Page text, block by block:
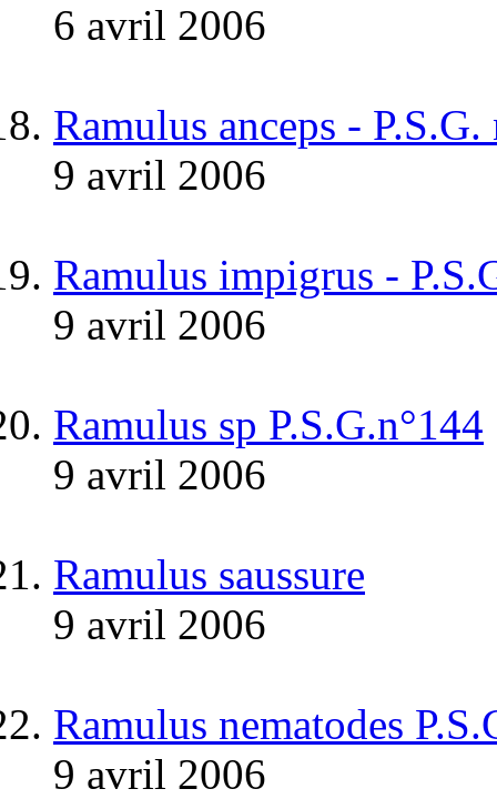
6 avril 2006
Ramulus anceps - P.S.G.
9 avril 2006
Ramulus impigrus -
9 avril 2006
Ramulus sp P.S.G.n°144
9 avril 2006
Ramulus saussure
9 avril 2006
Ramulus nematodes
9 avril 2006